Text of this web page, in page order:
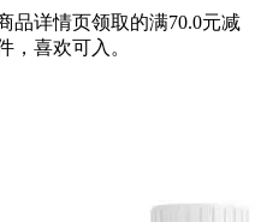
品详情页领取的满70.0元减
，喜欢可入。